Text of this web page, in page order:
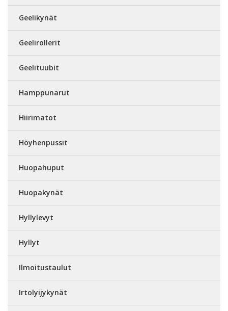
Geelikynät
Geelirollerit
Geelituubit
Hamppunarut
Hiirimatot
Höyhenpussit
Huopahuput
Huopakynät
Hyllylevyt
Hyllyt
Ilmoitustaulut
Irtolyijykynät